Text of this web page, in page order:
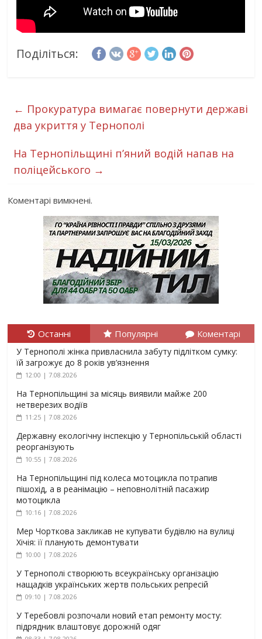
Поділіться:
← Прокуратура вимагає повернути державі
два укриття у Тернополі
Нa Тернопільщині п’яний водій нaпaв нa
поліцейського →
Коментарі вимкнені.
Останні Популярні Коментарі
У Тернополі жінка привласнила забуту підлітком сумку:
їй загрожує до 8 років ув’язнення
12:00 | 7.08.2026
На Тернопільщині за місяць виявили майже 200
нетверезих водіїв
11:25 | 7.08.2026
Державну екологічну інспекцію у Тернопільській області
реорганізують
10:55 | 7.08.2026
На Тернопільщині під колеса мотоцикла потрапив
пішохід, а в реанімацію – неповнолітній пасажир
мотоцикла
10:16 | 7.08.2026
Мер Чорткова закликав не купувати будівлю на вулиці
Хічія: її планують демонтувати
10:00 | 7.08.2026
У Тернополі створюють всеукраїнську організацію
нащадків українських жертв польських репресій
09:10 | 7.08.2026
У Теребовлі розпочали новий етап ремонту мосту:
підрядник влаштовує дорожній одяг